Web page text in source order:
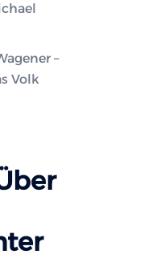
–
Volk